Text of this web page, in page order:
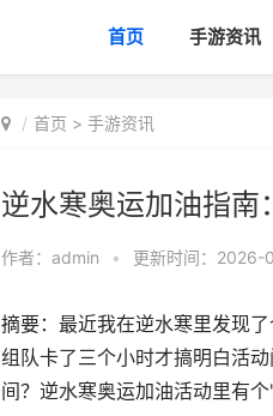
首页 手游资讯
首页 > 手游资讯
逆水寒奥运加油指南
作者： admin • 更新时间：2026-
摘要：最近我在逆水寒里发现
组队卡了三个小时才搞明白活
间？逆水寒奥运加油活动里有